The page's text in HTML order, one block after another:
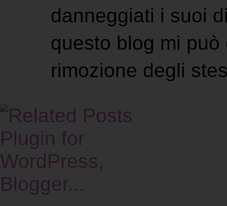
danneggiati i suoi
questo blog mi
rimozione degli